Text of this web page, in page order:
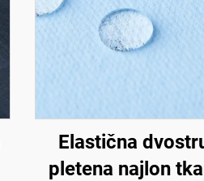
Elastična
pletena najlon